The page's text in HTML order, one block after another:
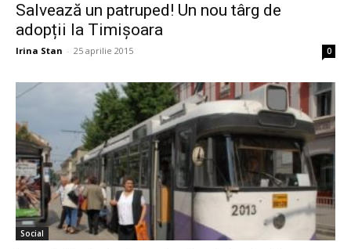
Salvează un patruped! Un nou târg de
adopții la Timișoara
Irina Stan - 25 aprilie 2015 0
Social